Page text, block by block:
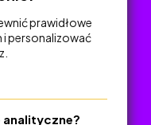
prawidłowe
i personalizować